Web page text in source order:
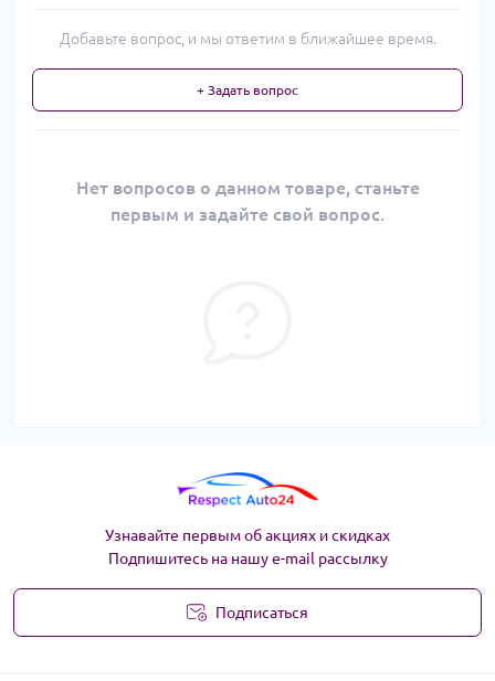
Добавьте вопрос, и мы ответим в ближайшее время.
+ Задать вопрос
Нет вопросов о данном товаре, станьте
первым и задайте свой вопрос.
Узнавайте первым об акциях и скидках
Подпишитесь на нашу e-mail рассылку
Подписаться